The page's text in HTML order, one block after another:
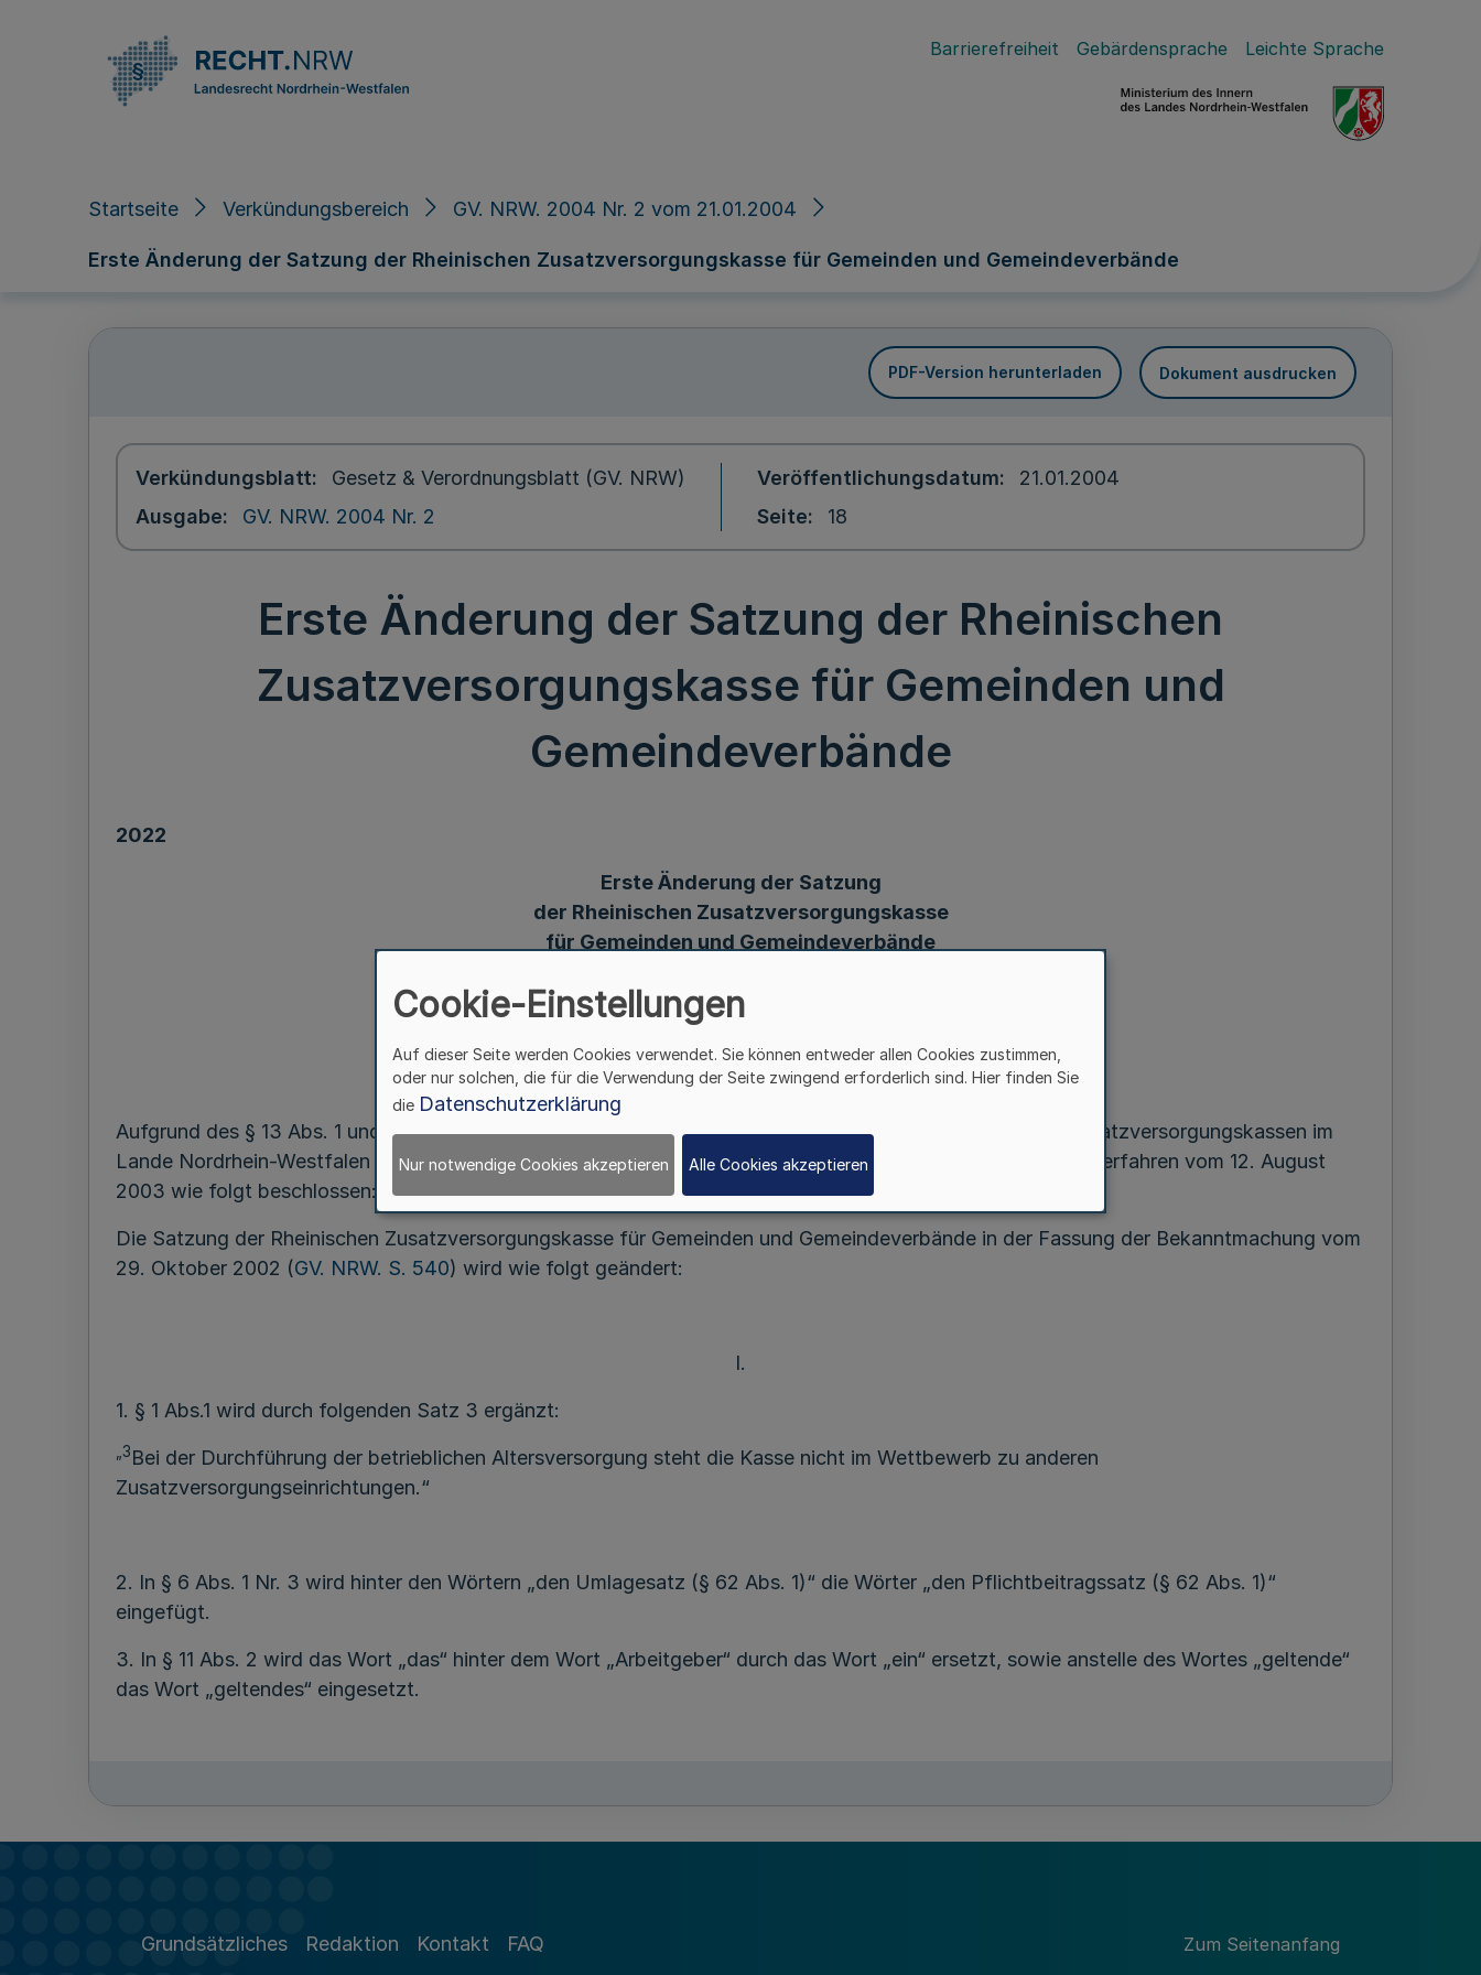
Barrierefreiheit Gebärdensprache Leichte Sprache
Startseite Verkündungsbereich GV. NRW. 2004 Nr. 2 vom 21.01.2004
Erste Änderung der Satzung der Rheinischen Zusatzversorgungskasse für Gemeinden und Gemeindeverbände
PDF-Version herunterladen Dokument ausdrucken
Verkündungsblatt
Gesetz & Verordnungsblatt (GV. NRW)
Ausgabe
GV. NRW. 2004 Nr. 2
Veröffentlichungsdatum
21.01.2004
Seite
18
Erste Änderung der Satzung der Rheinischen
Zusatzversorgungskasse für Gemeinden und
Gemeindeverbände
2022
Erste Änderung der Satzung
der Rheinischen Zusatzversorgungskasse
für Gemeinden und Gemeindeverbände
Aufgrund des § 13 Abs. 1 und Abs. 2 Satz 1 des Gesetzes über die kommunalen Versorgungskassen und Zusatzversorgungskassen im
Lande Nordrhein-Westfalen – VKZVKG – hat der Kassenausschuss am 27. Mai 2003 sowie im schriftlichen Verfahren vom 12. August
2003 wie folgt beschlossen:
Die Satzung der Rheinischen Zusatzversorgungskasse für Gemeinden und Gemeindeverbände in der Fassung der Bekanntmachung vom
29. Oktober 2002 (GV. NRW. S. 540) wird wie folgt geändert:
I.
1. § 1 Abs.1 wird durch folgenden Satz 3 ergänzt:
„3Bei der Durchführung der betrieblichen Altersversorgung steht die Kasse nicht im Wettbewerb zu anderen
Zusatzversorgungseinrichtungen.“
2. In § 6 Abs. 1 Nr. 3 wird hinter den Wörtern „den Umlagesatz (§ 62 Abs. 1)“ die Wörter „den Pflichtbeitragssatz (§ 62 Abs. 1)“
eingefügt.
3. In § 11 Abs. 2 wird das Wort „das“ hinter dem Wort „Arbeitgeber“ durch das Wort „ein“ ersetzt, sowie anstelle des Wortes „geltende“
das Wort „geltendes“ eingesetzt.
b) In Absatz 4 Satz 2 Buchstabe b werden die Wörter
Grundsätzliches Redaktion Kontakt FAQ Zum Seitenanfang
Cookie-Einstellungen
Auf dieser Seite werden Cookies verwendet. Sie können entweder allen Cookies zustimmen,
oder nur solchen, die für die Verwendung der Seite zwingend erforderlich sind. Hier finden Sie
die Datenschutzerklärung
Nur notwendige Cookies akzeptieren Alle Cookies akzeptieren